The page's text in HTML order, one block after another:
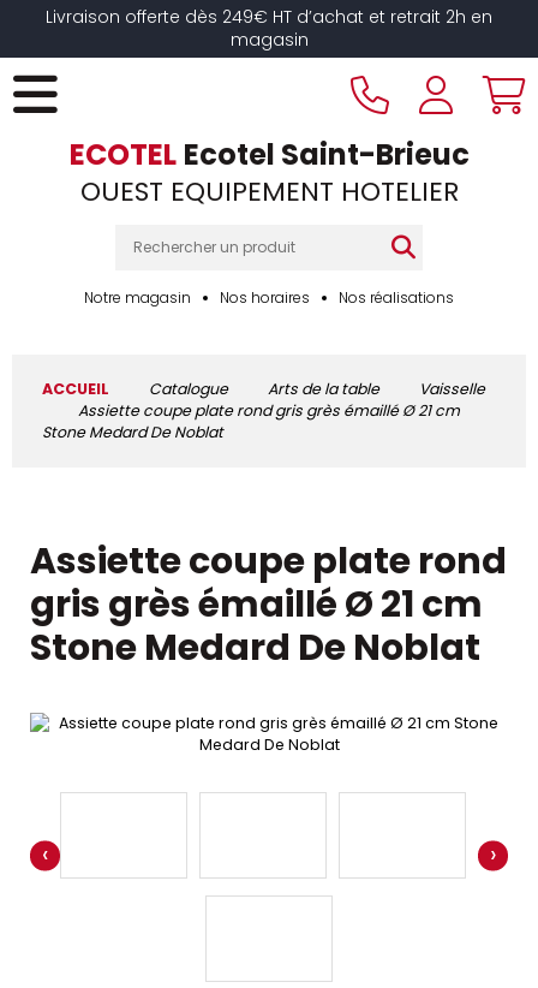
Livraison offerte dès 249€ HT d’achat et retrait 2h en
magasin
ECOTEL Ecotel Saint-Brieuc
OUEST EQUIPEMENT HOTELIER
Notre magasin Nos horaires Nos réalisations
ACCUEIL Catalogue Arts de la table
Vaisselle
Assiette coupe plate rond gris grès émaillé Ø 21 cm
Stone Medard De Noblat
Assiette coupe plate rond
gris grès émaillé Ø 21 cm
Stone Medard De Noblat
‹ ›